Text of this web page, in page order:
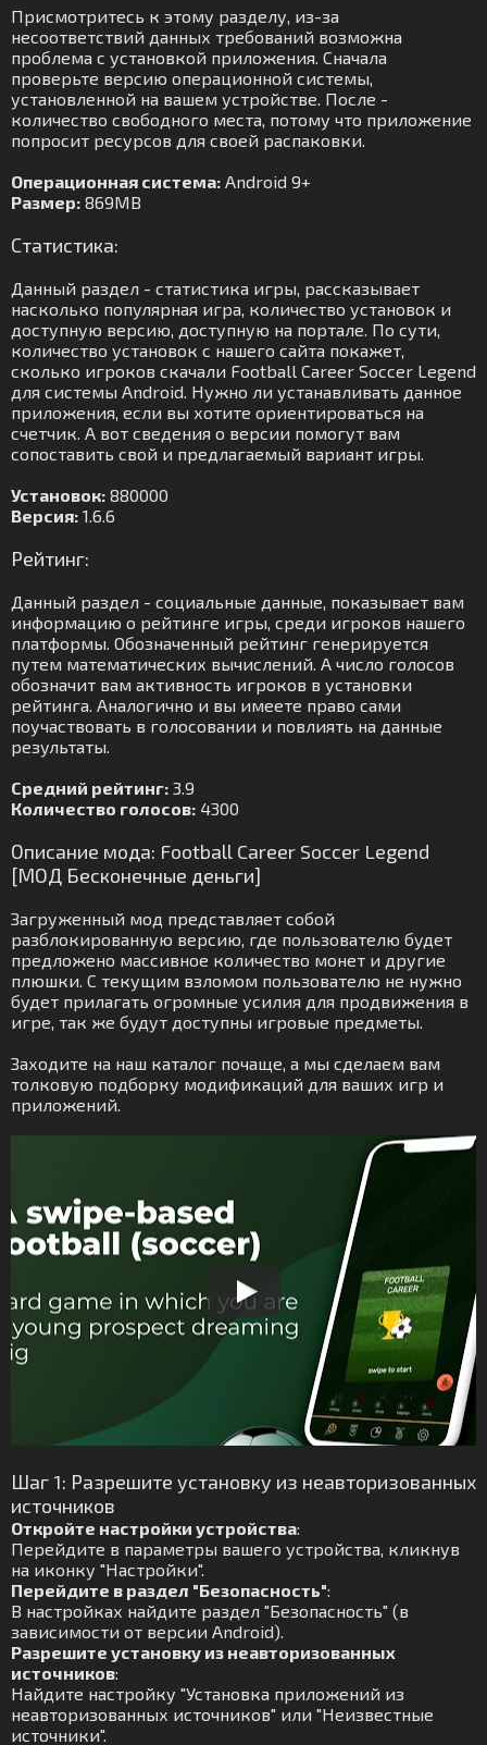
Присмотритесь к этому разделу, из-за
несоответствий данных требований возможна
проблема с установкой приложения. Сначала
проверьте версию операционной системы,
установленной на вашем устройстве. После -
количество свободного места, потому что приложение
попросит ресурсов для своей распаковки.
Операционная система: Android 9+
Размер: 869MB
Статистика:
Данный раздел - статистика игры, рассказывает
насколько популярная игра, количество установок и
доступную версию, доступную на портале. По сути,
количество установок с нашего сайта покажет,
сколько игроков скачали Football Career Soccer Legend
для системы Android. Нужно ли устанавливать данное
приложения, если вы хотите ориентироваться на
счетчик. А вот сведения о версии помогут вам
сопоставить свой и предлагаемый вариант игры.
Установок: 880000
Версия: 1.6.6
Рейтинг:
Данный раздел - социальные данные, показывает вам
информацию о рейтинге игры, среди игроков нашего
платформы. Обозначенный рейтинг генерируется
путем математических вычислений. А число голосов
обозначит вам активность игроков в установки
рейтинга. Аналогично и вы имеете право сами
поучаствовать в голосовании и повлиять на данные
результаты.
Средний рейтинг: 3.9
Количество голосов: 4300
Описание мода: Football Career Soccer Legend
[МОД Бесконечные деньги]
Загруженный мод представляет собой
разблокированную версию, где пользователю будет
предложено массивное количество монет и другие
плюшки. С текущим взломом пользователю не нужно
будет прилагать огромные усилия для продвижения в
игре, так же будут доступны игровые предметы.
Заходите на наш каталог почаще, а мы сделаем вам
толковую подборку модификаций для ваших игр и
приложений.
Шаг 1: Разрешите установку из неавторизованных
источников
Откройте настройки устройства:
Перейдите в параметры вашего устройства, кликнув
на иконку "Настройки".
Перейдите в раздел "Безопасность":
В настройках найдите раздел "Безопасность" (в
зависимости от версии Android).
Разрешите установку из неавторизованных
источников:
Найдите настройку "Установка приложений из
неавторизованных источников" или "Неизвестные
источники".